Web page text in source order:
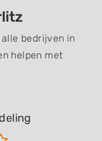
bedrijven in
helpen met